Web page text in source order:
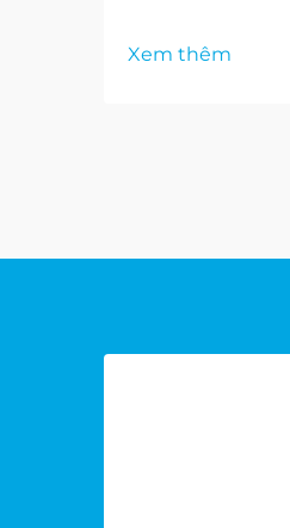
Xem thêm